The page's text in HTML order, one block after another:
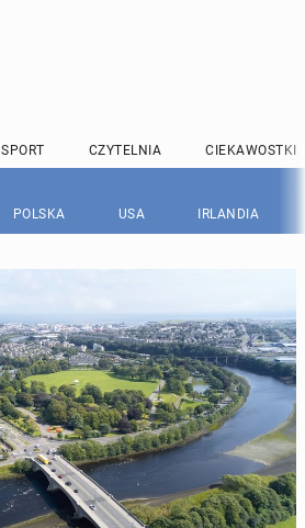
SPORT CZYTELNIA CIEKAWOSTKI
POLSKA USA IRLANDIA